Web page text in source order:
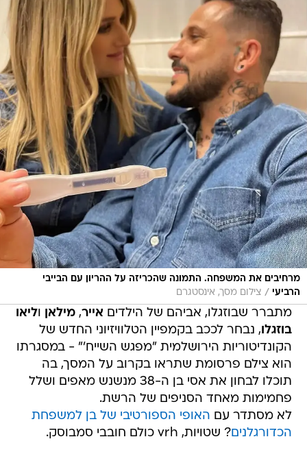
מרחיבים את המשפחה. התמונה שהכריזה על ההריון עם הבייבי
הרביעי / צילום מסך, אינסטגרם
מתברר שבוזגלו, אביהם של הילדים אייר,מילאן וליאו
בוזגלו, נבחר לככב בקמפיין הטלוויזיוני החדש של
הקונדיטוריות הירושלמית "מפגש השייח'" - במסגרתו
הוא צילם פרסומת שתראו בקרוב על המסך, בה
תוכלו לבחון את אסי בן ה-38 מנשנש מאפים ושלל
פחמימות מאחד הסניפים של הרשת.
לא מסתדר עם האופי הספורטיבי של בן למשפחת
הכדורגלנים? שטויות, vrh כולם חובבי סמבוסק.